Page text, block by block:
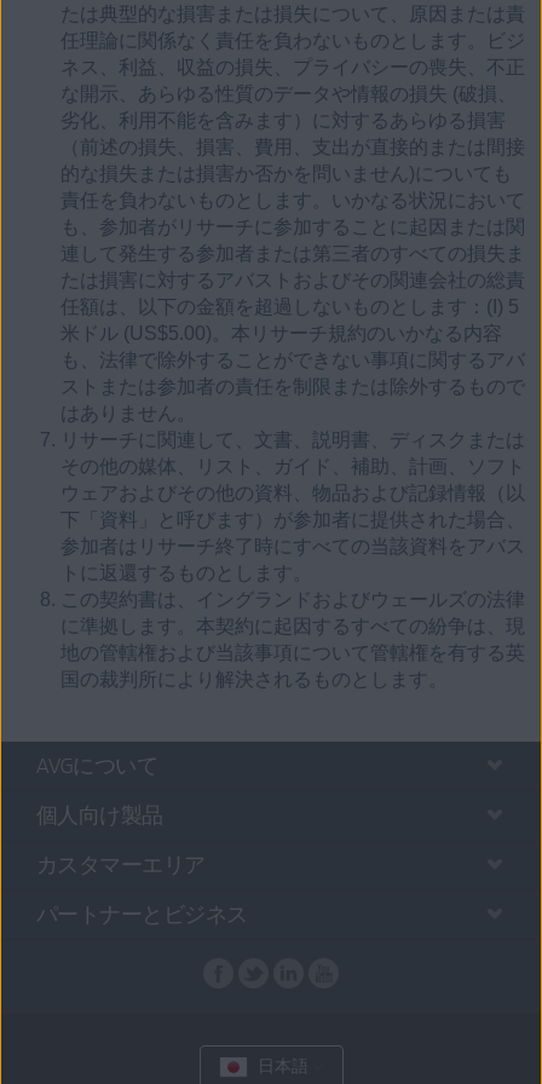
たは典型的な損害または損失について、原因または責
任理論に関係なく責任を負わないものとします。ビジ
ネス、利益、収益の損失、プライバシーの喪失、不正
な開示、あらゆる性質のデータや情報の損失 (破損、
劣化、利用不能を含みます）に対するあらゆる損害
（前述の損失、損害、費用、支出が直接的または間接
的な損失または損害か否かを問いません)についても
責任を負わないものとします。いかなる状況において
も、参加者がリサーチに参加することに起因または関
連して発生する参加者または第三者のすべての損失ま
たは損害に対するアバストおよびその関連会社の総責
任額は、以下の金額を超過しないものとします：(I) 5
米ドル (US$5.00)。本リサーチ規約のいかなる内容
も、法律で除外することができない事項に関するアバ
ストまたは参加者の責任を制限または除外するもので
はありません。
リサーチに関連して、文書、説明書、ディスクまたは
その他の媒体、リスト、ガイド、補助、計画、ソフト
ウェアおよびその他の資料、物品および記録情報（以
下「資料」と呼びます）が参加者に提供された場合、
参加者はリサーチ終了時にすべての当該資料をアバス
トに返還するものとします。
この契約書は、イングランドおよびウェールズの法律
に準拠します。本契約に起因するすべての紛争は、現
地の管轄権および当該事項について管轄権を有する英
国の裁判所により解決されるものとします。
AVGについて
個人向け製品
カスタマーエリア
パートナーとビジネス
日本語